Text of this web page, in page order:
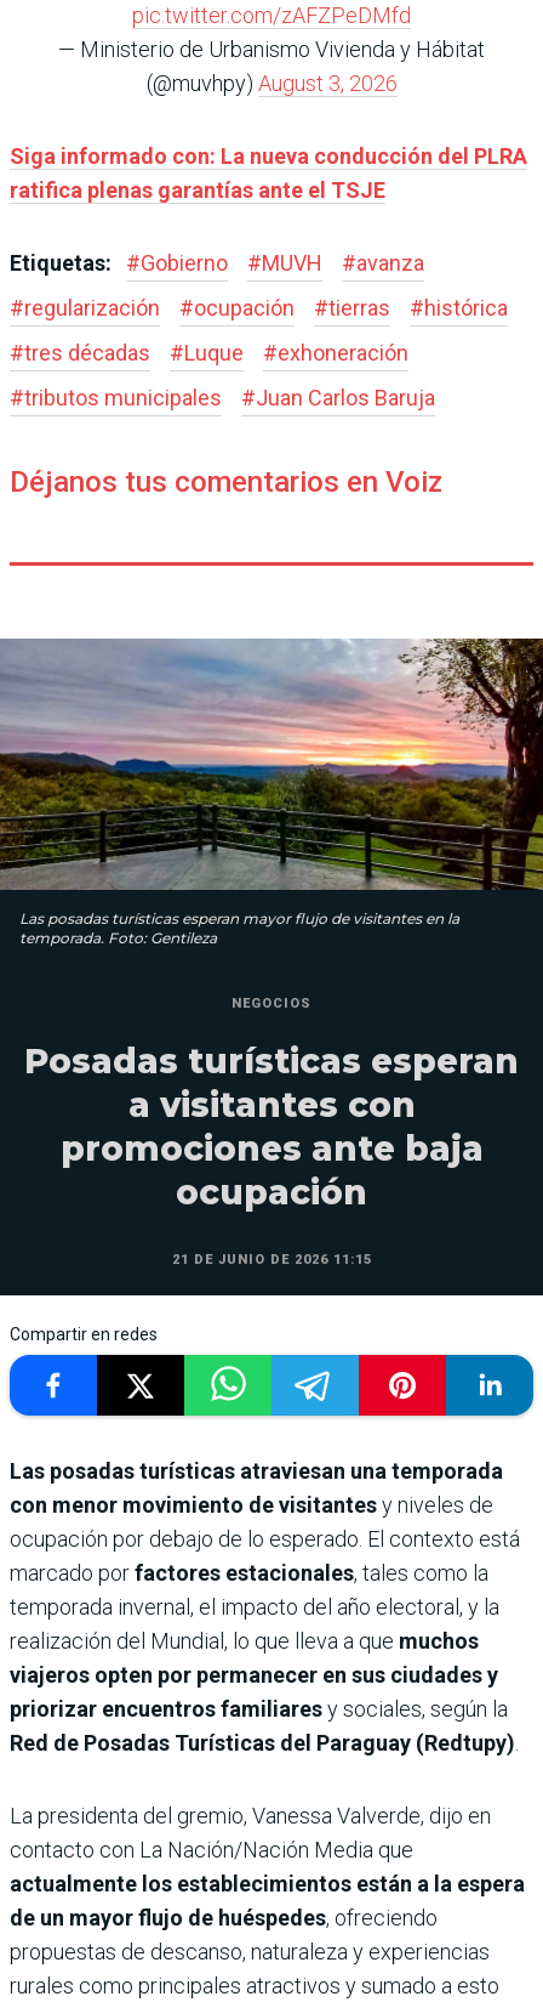
pic.twitter.com/zAFZPeDMfd
— Ministerio de Urbanismo Vivienda y Hábitat
(@muvhpy) August 3, 2026
Siga informado con: La nueva conducción del PLRA
ratifica plenas garantías ante el TSJE
Etiquetas: #Gobierno #MUVH #avanza
#regularización #ocupación #tierras #histórica
#tres décadas #Luque #exhoneración
#tributos municipales #Juan Carlos Baruja
Déjanos tus comentarios en Voiz
Las posadas turísticas esperan mayor flujo de visitantes en la
temporada. Foto: Gentileza
NEGOCIOS
Posadas turísticas esperan
a visitantes con
promociones ante baja
ocupación
21 DE JUNIO DE 2026 11:15
Compartir en redes
Las posadas turísticas atraviesan una temporada
con menor movimiento de visitantesy niveles de
ocupación por debajo de lo esperado. El contexto está
marcado porfactores estacionales, tales como la
temporada invernal, el impacto del año electoral, y la
realización del Mundial, lo que lleva a que muchos
viajeros opten por permanecer en sus ciudades y
priorizar encuentros familiaresy sociales, según la
Red de Posadas Turísticas del Paraguay (Redtupy)
La presidenta del gremio, Vanessa Valverde, dijo en
contacto con La Nación/Nación Media que
actualmente los establecimientos están a la espera
de un mayor flujo de huéspedes, ofreciendo
propuestas de descanso, naturaleza y experiencias
rurales como principales atractivos y sumado a esto